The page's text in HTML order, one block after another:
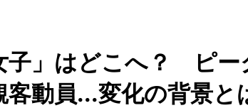
子」はどこへ？ ピ
客動員...変化の背景と